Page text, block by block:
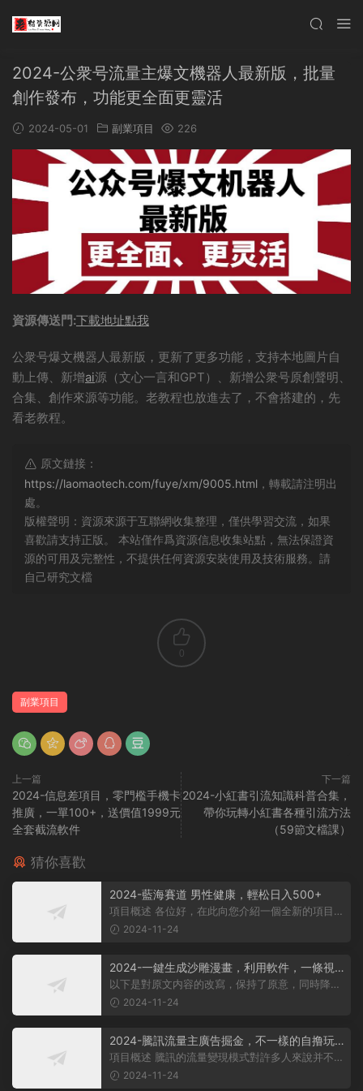
2024-公衆号流量主爆文機器人最新版，批量
創作發布，功能更全面更靈活
2024-05-01 副業項目 226
資源傳送門:下載地址點我
公衆号爆文機器人最新版，更新了更多功能，支持本地圖片自
動上傳、新增ai源（文心一言和GPT）、新增公衆号原創聲明、
合集、創作來源等功能。老教程也放進去了，不會搭建的，先
看老教程。
原文鏈接：
https://laomaotech.com/fuye/xm/9005.html ，轉載請注明出
處。
版權聲明：資源來源于互聯網收集整理，僅供學習交流，如果
喜歡請支持正版。 本站僅作爲資源信息收集站點，無法保證資
源的可用及完整性，不提供任何資源安裝使用及技術服務。請
自己研究文檔
0
副業項目
上一篇
2024-信息差項目，零門檻手機卡
推廣，一單100+，送價值1999元
全套截流軟件
下一篇
2024-小紅書引流知識科普合集，
帶你玩轉小紅書各種引流方法
（59節文檔課）
猜你喜歡
2024-藍海賽道 男性健康，輕松日入500+
項目概述 各位好，在此向您介紹一個全新的項目，
它聚焦于男性健康領域。衆所周知...
2024-11-24
2024-一鍵生成沙雕漫畫，利用軟件，一條視
頻播放12W+，單日變現1000+
以下是對原文内容的改寫，保持了原意，同時降低
2024-11-24
2024-騰訊流量主廣告掘金，不一樣的自撸玩
法，日賺500-1000+，無設備要求
項目概述 騰訊的流量變現模式對許多人來說并不陌
生，大多數人對其盈利方式有所了...
2024-11-24